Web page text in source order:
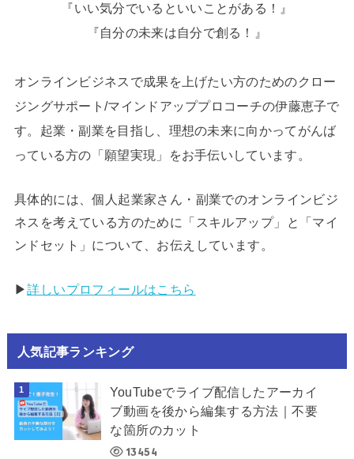
『いい気分でいるといいことがある！』
『自分の未来は自分で創る！』
オンラインビジネスで成果を上げたい方のためのクロー
ジングサポート/マインドアッププロコーチの伊藤恵子で
す。起業・副業を目指し、理想の未来に向かってがんば
っている方の「願望実現」をお手伝いしています。
具体的には、個人起業家さん・副業でのオンラインビジ
ネスを考えている方のために「スキルアップ」と「マイ
ンドセット」について、お伝えしています。
▶︎詳しいプロフィールはこちら
人気記事ランキング
YouTubeでライブ配信したアーカイ
ブ動画を後から編集する方法｜不要
な箇所のカット
13454